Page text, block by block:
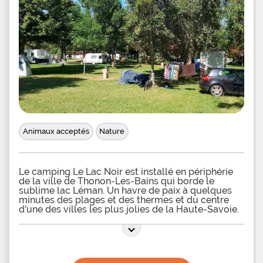
d'un de. Vous resterez connect de plus les bus
urbains de la ville d'Annecy desservent le
Animaux acceptés Nature
Le camping Le Lac Noir est installé en périphérie
de la ville de Thonon-Les-Bains qui borde le
sublime lac Léman. Un havre de paix à quelques
minutes des plages et des thermes et du centre
d'une des villes les plus jolies de la Haute-Savoie.
centre un bloc sanitaires, vous attendent pour
installer votre tente, caravane ou camping-car au
enherbées. L'adresse propose en location des